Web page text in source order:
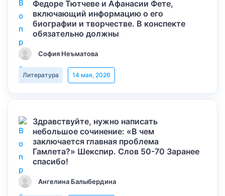
Федоре Тютчеве и Афанасии Фете,
включающий информацию о его
биографии и творчестве. В конспекте
обязательно должны
София Неъматова
Литература 14 мая, 2026
Здравствуйте, нужно написать
небольшое сочинение: «В чем
заключается главная проблема
Гамлета?» Шекспир. Слов 50-70 Заранее
спасибо!
Ангелина Балыбердина